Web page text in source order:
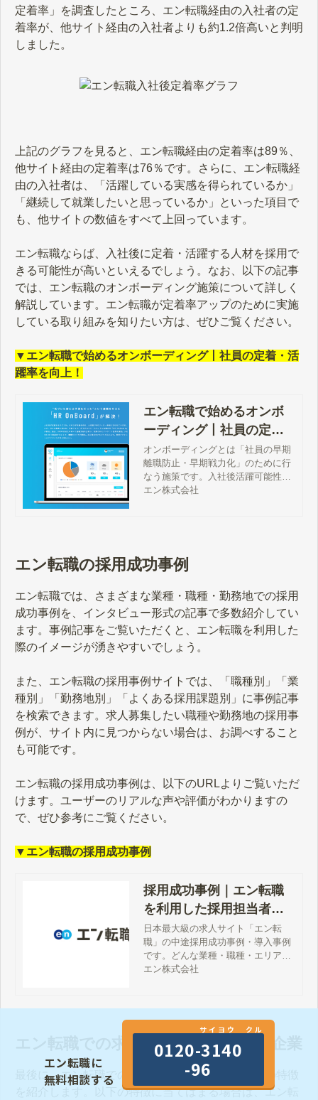
定着率」を調査したところ、エン転職経由の入社者の定
着率が、他サイト経由の入社者よりも約1.2倍高いと判明
しました。
上記のグラフを見ると、エン転職経由の定着率は89％、
他サイト経由の定着率は76％です。さらに、エン転職経
由の入社者は、「活躍している実感を得られているか」
「継続して就業したいと思っているか」といった項目で
も、他サイトの数値をすべて上回っています。
エン転職ならば、入社後に定着・活躍する人材を採用で
きる可能性が高いといえるでしょう。なお、以下の記事
では、エン転職のオンボーディング施策について詳しく
解説しています。エン転職が定着率アップのために実施
している取り組みを知りたい方は、ぜひご覧ください。
▼エン転職で始めるオンボーディング丨社員の定着・活
躍率を向上！
エン転職で始めるオンボ
ーディング丨社員の定
着・活躍率を向上！ - エン
転職｜【公式】企業様向
けサイト
オンボーディングとは「社員の早期
離職防止・早期戦力化」のために行
なう施策です。入社後活躍可能性が
高い人材を採用することを強みとす
エン株式会社
エン転職の採用成功事例
エン転職では、さまざまな業種・職種・勤務地での採用
成功事例を、インタビュー形式の記事で多数紹介してい
ます。事例記事をご覧いただくと、エン転職を利用した
際のイメージが湧きやすいでしょう。
また、エン転職の採用事例サイトでは、「職種別」「業
種別」「勤務地別」「よくある採用課題別」に事例記事
を検索できます。求人募集したい職種や勤務地の採用事
例が、サイト内に見つからない場合は、お調べすること
も可能です。
エン転職の採用成功事例は、以下のURLよりご覧いただ
けます。ユーザーのリアルな声や評価がわかりますの
で、ぜひ参考にご覧ください。
▼エン転職の採用成功事例
採用成功事例｜エン転職
を利用した採用担当者の
声
日本最大級の求人サイト「エン転
職」の中途採用成功事例・導入事例
です。どんな業種・職種・エリアの
募集で、何名応募が集まったのか？
数まで詳細に公開しております。
エン株式会社
エン転職での求人掲載に向いている企業
最後に、エン転職での求人掲載に向いている企業の特徴
を紹介します。以下の特徴に当てはまる場合は、エン転
エン転職に
無料相談する
サイヨウ クル
0120-3140
-96